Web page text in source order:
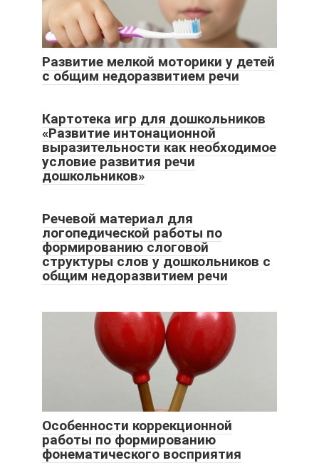
Развитие мелкой моторики у детей
с общим недоразвитием речи
Картотека игр для дошкольников
«Развитие интонационной
выразительности как необходимое
условие развития речи
дошкольников»
Речевой материал для
логопедической работы по
формированию слоговой
структуры слов у дошкольников с
общим недоразвитием речи
Особенности коррекционной
работы по формированию
фонематического восприятия